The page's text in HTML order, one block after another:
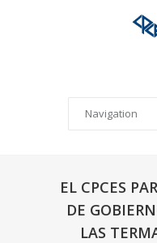
EL CPCES
DE
LAS